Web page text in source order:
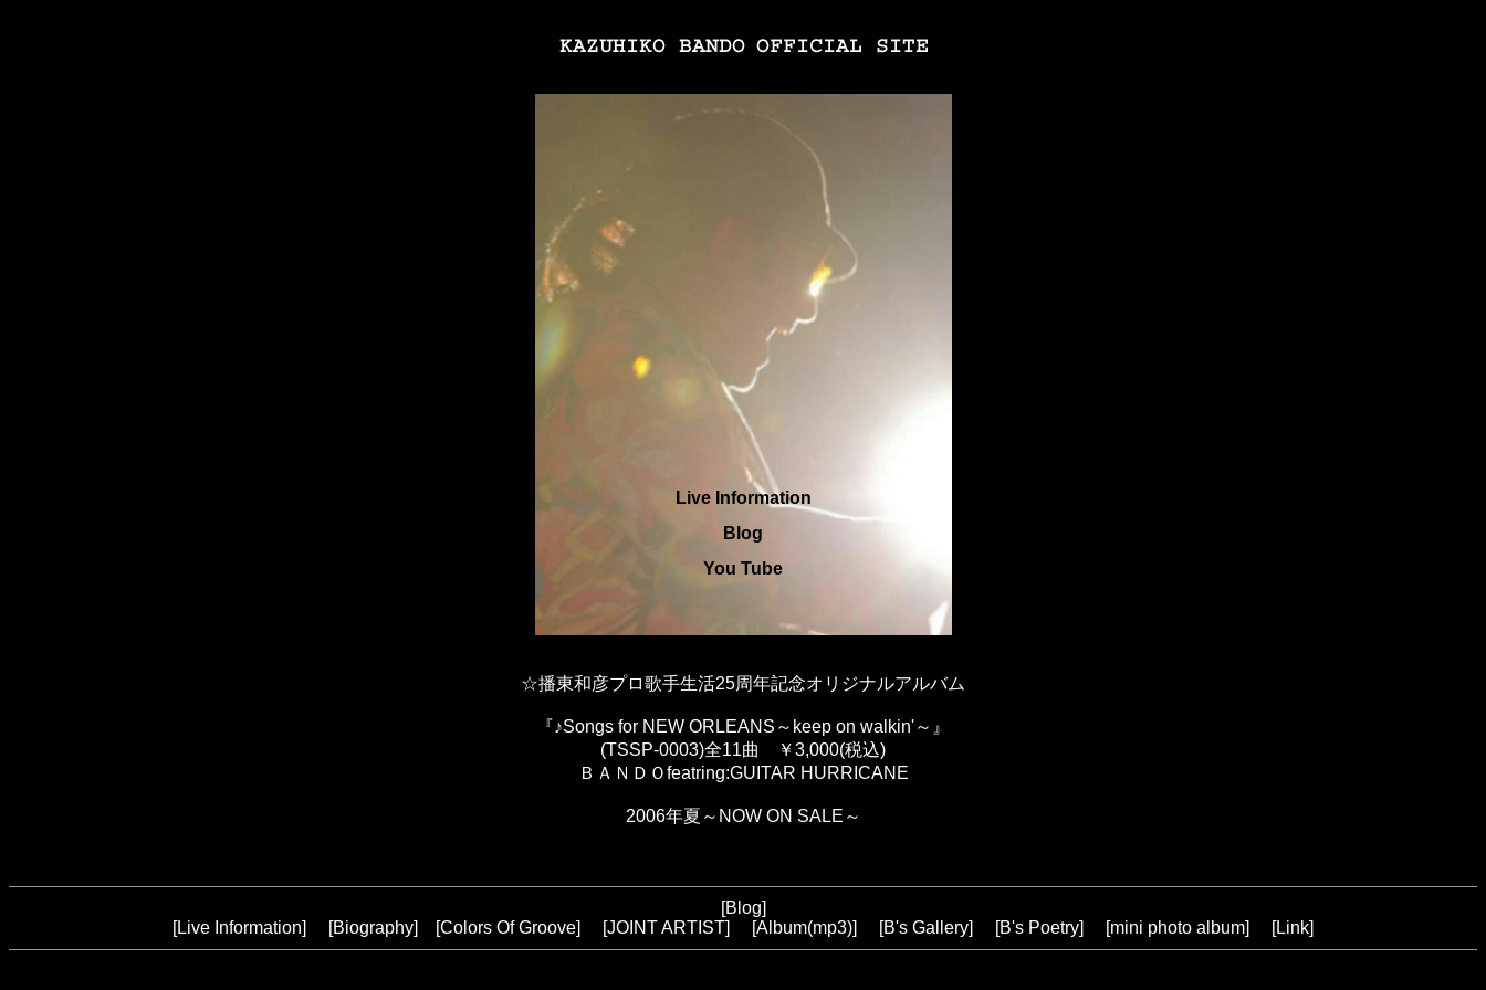
Live Information
Blog
You Tube
☆播東和彦プロ歌手生活25周年記念オリジナルアルバム
『♪Songs for NEW ORLEANS～keep on walkin'～』
(TSSP-0003)全11曲 ￥3,000(税込)
ＢＡＮＤＯfeatring:GUITAR HURRICANE
2006年夏～NOW ON SALE～
[Blog]
[Live Information] [Biography] [Colors Of Groove] [JOINT ARTIST] [Album(mp3)] [B's Gallery] [B's Poetry] [mini photo album] [Link]